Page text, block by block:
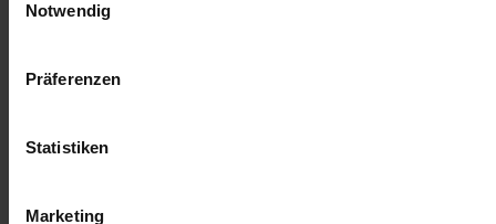
Notwendig
Präferenzen
Statistiken
Marketing
23.07.2026 11:58 Uhr
17.11.2025 14:05 Uhr